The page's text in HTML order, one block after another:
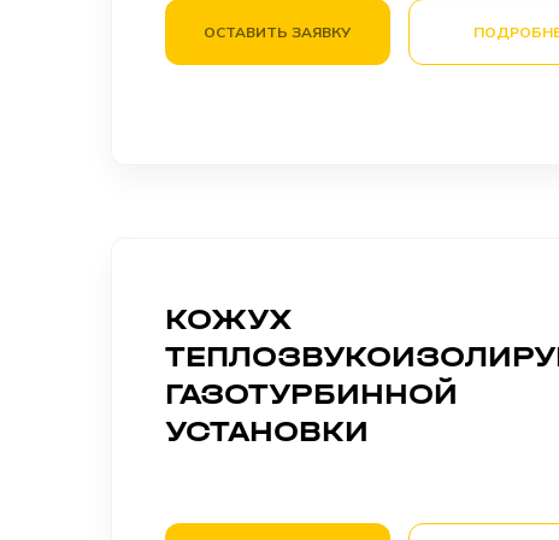
ОСТАВИТЬ ЗАЯВКУ
КОЖУХ
ГАЗОТУРБИННОЙ
УСТАНОВКИ